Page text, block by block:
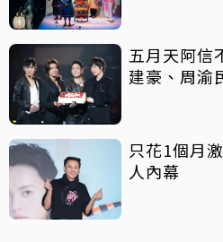
五月天阿信
建豪、周渝
只花1個月
人內幕